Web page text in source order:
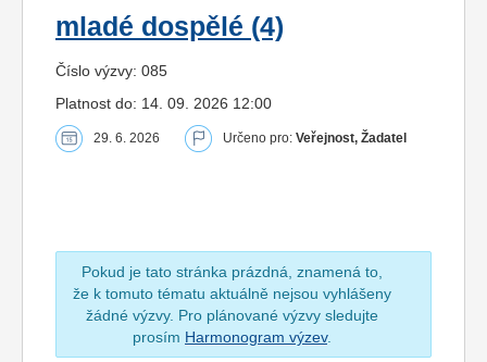
mladé dospělé (4)
Číslo výzvy: 085
Platnost do: 14. 09. 2026 12:00
29. 6. 2026 Určeno pro: Veřejnost, Žadatel
Pokud je tato stránka prázdná, znamená to,
že k tomuto tématu aktuálně nejsou vyhlášeny
žádné výzvy. Pro plánované výzvy sledujte
prosím Harmonogram výzev.